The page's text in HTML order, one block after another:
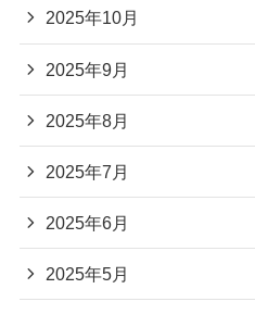
2025年10月
2025年9月
2025年8月
2025年7月
2025年6月
2025年5月